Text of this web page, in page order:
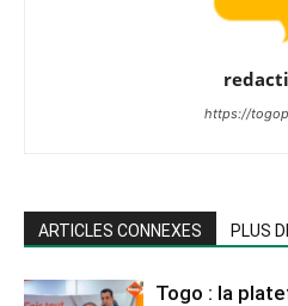
https://
ARTICLES CONNEXES PLUS
Togo : la